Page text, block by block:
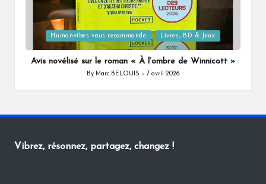
Posted
in
Humanvibes vous recommande Livres, BD & Jeux
Avis novélisé sur le roman « À l’ombre de Winnicott »
Posted
By Marc BELOUIS 7 avril 2026
Vibrez, résonnez, partagez, changez !